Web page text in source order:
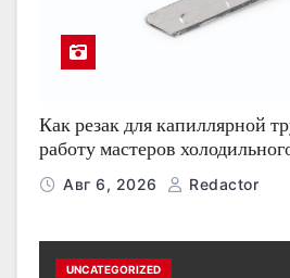
Как резак для капиллярной
работу мастеров
Авг 6, 2026 Redactor
UNCATEGORIZED